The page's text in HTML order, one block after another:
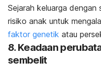
Sejarah keluarga dengan
risiko anak untuk
faktor genetik atau
8. Keadaan
sembelit